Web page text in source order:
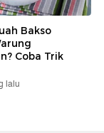
Bakso
Coba Trik
lalu